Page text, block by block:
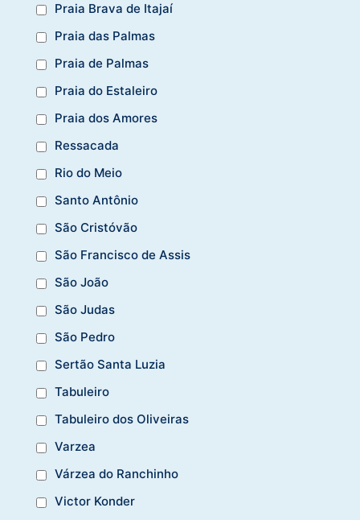
Praia Brava de Itajaí
Praia das Palmas
Praia de Palmas
Praia do Estaleiro
Praia dos Amores
Ressacada
Rio do Meio
Santo Antônio
São Cristóvão
São Francisco de Assis
São João
São Judas
São Pedro
Sertão Santa Luzia
Tabuleiro
Tabuleiro dos Oliveiras
Varzea
Várzea do Ranchinho
Victor Konder